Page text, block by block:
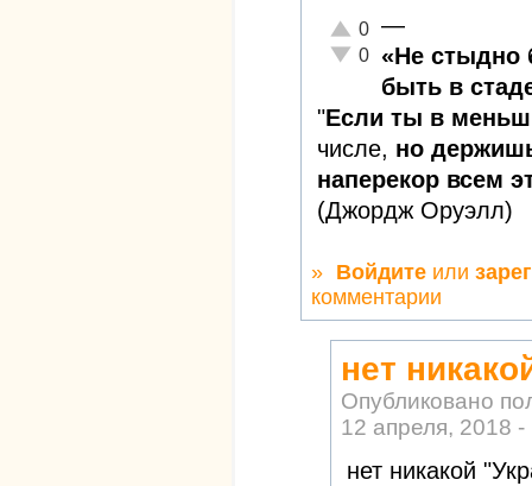
Отлично!
0
Неадекватно!
0
—
«Не стыдно
быть в
"Если ты в
числе, но
наперекор всем
(Джордж Оруэлл)
» Войдите или
комментарии
нет
Опубликовано
12 апреля, 2018 -
нет никакой